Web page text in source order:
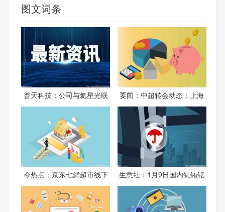
图文词条
普天科技：公司与氦星光联 要闻：中超转会动态：上海
今热点：京东七鲜超市线下 生意社：1月9日国内钆铕钇